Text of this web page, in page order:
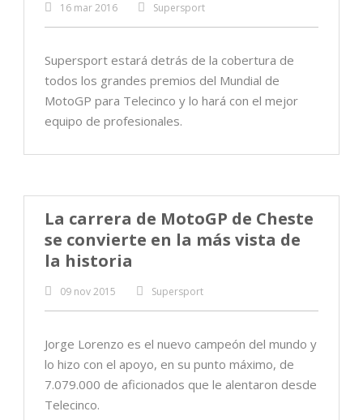
16 mar 2016 Supersport
Supersport estará detrás de la cobertura de
todos los grandes premios del Mundial de
MotoGP para Telecinco y lo hará con el mejor
equipo de profesionales.
La carrera de MotoGP de Cheste
se convierte en la más vista de
la historia
09 nov 2015 Supersport
Jorge Lorenzo es el nuevo campeón del mundo y
lo hizo con el apoyo, en su punto máximo, de
7.079.000 de aficionados que le alentaron desde
Telecinco.